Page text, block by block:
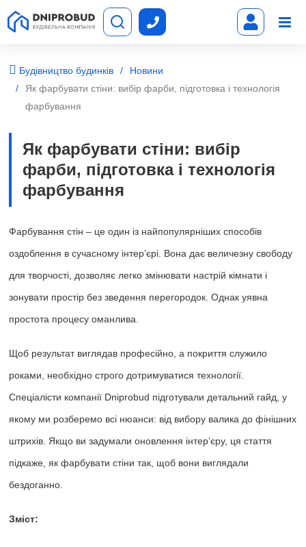
Будівництво будинків
Новини
Як фарбувати стіни: вибір фарби, підготовка і технологія
фарбування
Як фарбувати стіни: вибір
фарби, підготовка і технологія
фарбування
Фарбування стін – це один із найпопулярніших способів
оздоблення в сучасному інтер’єрі. Вона дає величезну свободу
для творчості, дозволяє легко змінювати настрій кімнати і
зонувати простір без зведення перегородок. Однак уявна
простота процесу оманлива.
Щоб результат виглядав професійно, а покриття служило
роками, необхідно строго дотримуватися технології.
Спеціалісти компанії Dniprobud підготували детальний гайд, у
якому ми розберемо всі нюанси: від вибору валика до фінішних
штрихів. Якщо ви задумали оновлення інтер’єру, ця стаття
підкаже, як фарбувати стіни так, щоб вони виглядали
бездоганно.
Зміст: